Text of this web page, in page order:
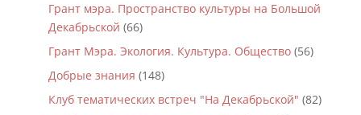
Грант мэра. Пространство культуры на Большой
Декабрьской (66)
Грант Мэра. Экология. Культура. Общество(56)
Добрые знания (148)
Клуб тематических встреч "На Декабрьской" (82)